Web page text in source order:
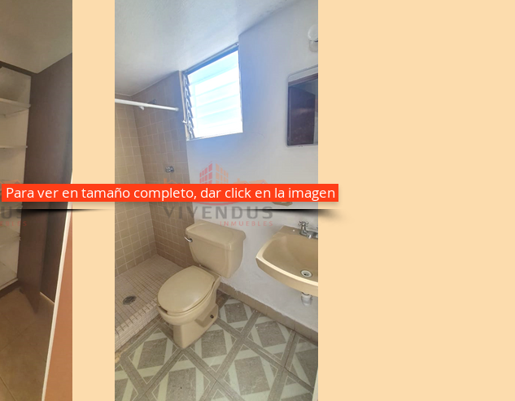
Para ver en tamaño completo, dar click en la imagen